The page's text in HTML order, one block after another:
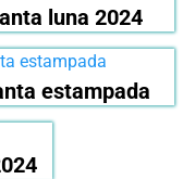
luna 2024
estampada